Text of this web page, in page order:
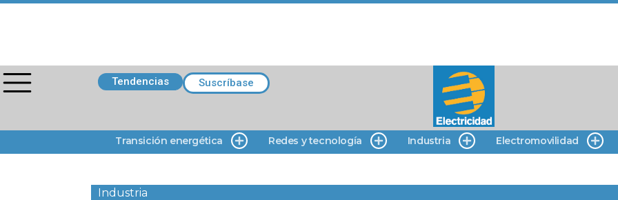
Tendencias Suscríbase
Transición energética Redes y tecnología Industria Electromovilidad
Industria